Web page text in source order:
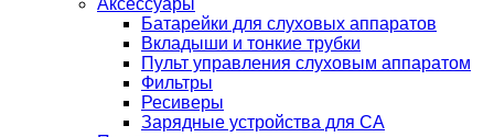
Батарейки для слуховых аппаратов
Вкладыши и тонкие трубки
Пульт управления слуховым аппаратом
Фильтры
Ресиверы
Зарядные устройства для СА